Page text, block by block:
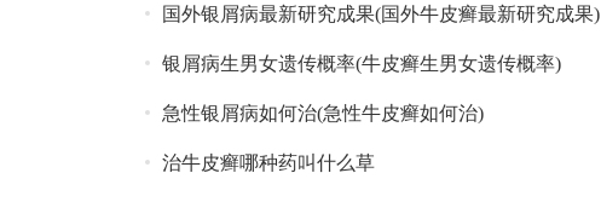
国外银屑病最新研究成果(国外牛皮癣最新研究成果)
银屑病生男女遗传概率(牛皮癣生男女遗传概率)
急性银屑病如何治(急性牛皮癣如何治)
治牛皮癣哪种药叫什么草